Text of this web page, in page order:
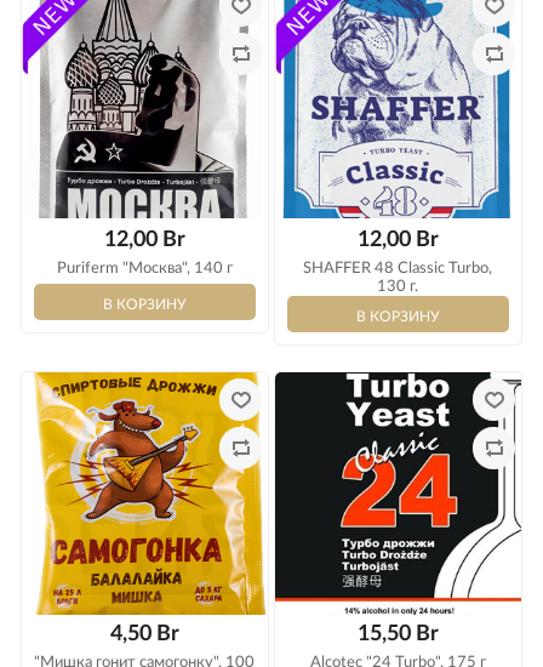
12,00 Br
Puriferm "Москва", 140 г
12,00 Br
SHAFFER 48 Сlassic Turbo,
130 г.
4,50 Br
"Мишка гонит самогонку", 100
15,50 Br
Alcotec "24 Turbo", 175 г
Ингредиенты
Солод
Экстракты
Хмель
Оборудование
Варка и брожение
Измерение
Розлив и хранение
Самогоноварение
Ингредиенты
Дрожжи
Экстракты
Варка и брожение
Измерение
Прочее
Консервирование
Коптильни
Виноделие
Квас/Лимонад
Подарочные сертификаты
Акции
Уценка